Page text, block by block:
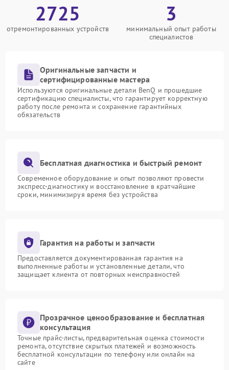
2725
отремонтированных устройств
3
минимальный опыт работы
специалистов
Оригинальные запчасти и
сертифицированные мастера
Используются оригинальные детали BenQ и прошедшие
сертификацию специалисты, что гарантирует корректную
работу после ремонта и сохранение гарантийных
обязательств
Бесплатная диагностика и быстрый ремонт
Современное оборудование и опыт позволяют провести
экспресс-диагностику и восстановление в кратчайшие
сроки, минимизируя время без устройства
Гарантия на работы и запчасти
Предоставляется документированная гарантия на
выполненные работы и установленные детали, что
защищает клиента от повторных неисправностей
Прозрачное ценообразование и бесплатная
консультация
Точные прайс-листы, предварительная оценка стоимости
ремонта, отсутствие скрытых платежей и возможность
бесплатной консультации по телефону или онлайн на
сайте